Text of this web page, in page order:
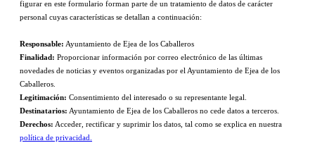
figurar en este formulario forman parte de un tratamiento de datos de carácter
personal cuyas características se detallan a continuación:
Responsable: Ayuntamiento de Ejea de los Caballeros
Finalidad: Proporcionar información por correo electrónico de las últimas
novedades de noticias y eventos organizadas por el Ayuntamiento de Ejea de los
Caballeros.
Legitimación: Consentimiento del interesado o su representante legal.
Destinatarios: Ayuntamiento de Ejea de los Caballeros no cede datos a terceros.
Derechos: Acceder, rectificar y suprimir los datos, tal como se explica en nuestra
política de privacidad.